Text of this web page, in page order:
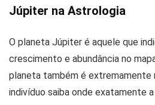
Júpiter na Astrologia
O planeta Júpiter é aquele que
crescimento e abundância no
planeta também é extremamente
indivíduo saiba onde exatamente